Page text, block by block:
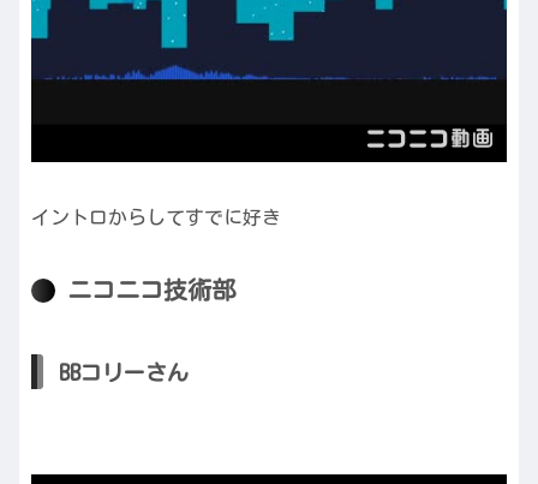
イントロからしてすでに好き
ニコニコ技術部
BBコリーさん